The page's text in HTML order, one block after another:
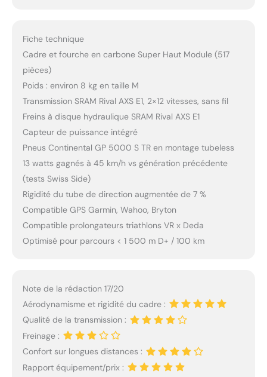
Fiche technique
Cadre et fourche en carbone Super Haut Module (517
pièces)
Poids : environ 8 kg en taille M
Transmission SRAM Rival AXS E1, 2×12 vitesses, sans fil
Freins à disque hydraulique SRAM Rival AXS E1
Capteur de puissance intégré
Pneus Continental GP 5000 S TR en montage tubeless
13 watts gagnés à 45 km/h vs génération précédente
(tests Swiss Side)
Rigidité du tube de direction augmentée de 7 %
Compatible GPS Garmin, Wahoo, Bryton
Compatible prolongateurs triathlons VR x Deda
Optimisé pour parcours < 1 500 m D+ / 100 km
Note de la rédaction 17/20
Aérodynamisme et rigidité du cadre :
Qualité de la transmission :
Freinage :
Confort sur longues distances :
Rapport équipement/prix :